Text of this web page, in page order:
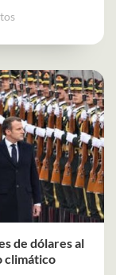
de dólares al
climático